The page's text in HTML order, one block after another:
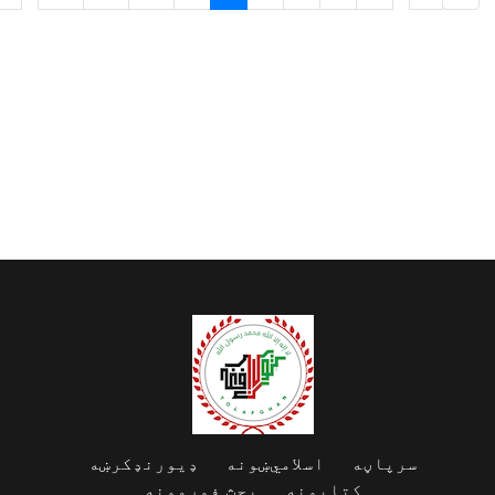
سرپاڼه اسلامي‌ښونه
ډیورنډ‌کرښه
کتابونه
بحث فورمونه